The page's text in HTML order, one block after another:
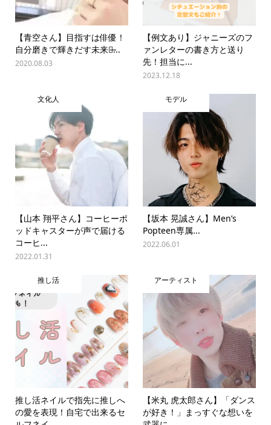
【青空さん】目指すは俳優！
自分磨きで輝きだす未来！̶...
2020.08.03
【例文あり】ジャニーズのフ
ァンレターの書き方と送り
先！担当に...
2023.12.18
文化人
【山本 翔平さん】コーヒーポ
ッドキャスターが声で届ける
コーヒ...
2022.01.31
モデル
【坂本 晃誠さん】Men’s
Popteen専属...
2022.06.01
推し活
推し活ネイルで指先に推しへ
の愛を表現！自宅で出来るセ
アーティスト
【米丸 虎太郎さん】「ダンス
が好き！」まっすぐな想いを